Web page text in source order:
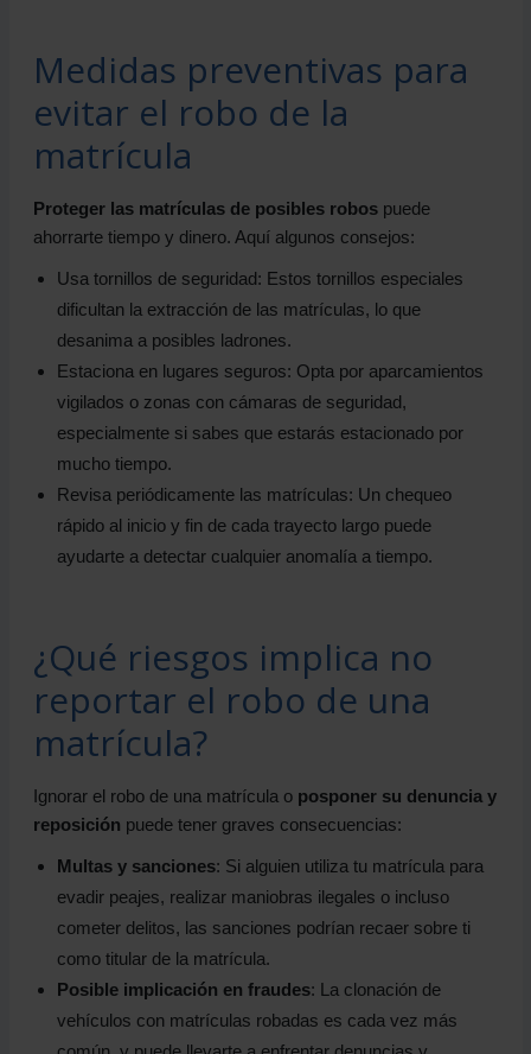
Medidas preventivas para
evitar el robo de la
matrícula
Proteger las matrículas de posibles robos puede
ahorrarte tiempo y dinero. Aquí algunos consejos:
Usa tornillos de seguridad: Estos tornillos especiales
dificultan la extracción de las matrículas, lo que
desanima a posibles ladrones.
Estaciona en lugares seguros: Opta por aparcamientos
vigilados o zonas con cámaras de seguridad,
especialmente si sabes que estarás estacionado por
mucho tiempo.
Revisa periódicamente las matrículas: Un chequeo
rápido al inicio y fin de cada trayecto largo puede
ayudarte a detectar cualquier anomalía a tiempo.
¿Qué riesgos implica no
reportar el robo de una
matrícula?
Ignorar el robo de una matrícula o posponer su denuncia y
reposición puede tener graves consecuencias:
Multas y sanciones: Si alguien utiliza tu matrícula para
evadir peajes, realizar maniobras ilegales o incluso
cometer delitos, las sanciones podrían recaer sobre ti
como titular de la matrícula.
Posible implicación en fraudes: La clonación de
vehículos con matrículas robadas es cada vez más